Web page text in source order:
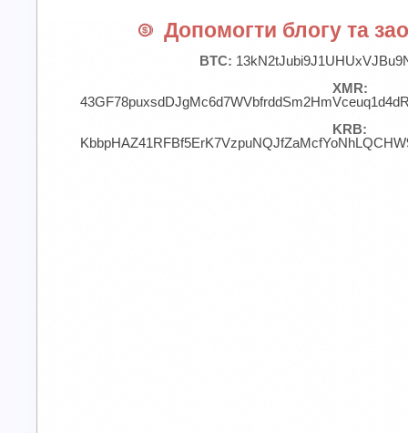
Допомогти блогу та
BTC:
XMR:
KRB: